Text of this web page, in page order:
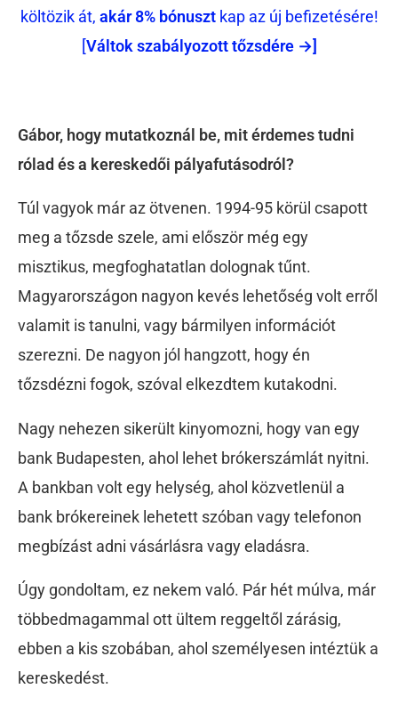
költözik át, akár 8% bónusztkap az új befizetésére!
[Váltok szabályozott tőzsdére →]
Gábor, hogy mutatkoznál be, mit érdemes tudni
rólad és a kereskedői pályafutásodról?
Túl vagyok már az ötvenen. 1994-95 körül csapott
meg a tőzsde szele, ami először még egy
misztikus, megfoghatatlan dolognak tűnt.
Magyarországon nagyon kevés lehetőség volt erről
valamit is tanulni, vagy bármilyen információt
szerezni. De nagyon jól hangzott, hogy én
tőzsdézni fogok, szóval elkezdtem kutakodni.
Nagy nehezen sikerült kinyomozni, hogy van egy
bank Budapesten, ahol lehet brókerszámlát nyitni.
A bankban volt egy helység, ahol közvetlenül a
bank brókereinek lehetett szóban vagy telefonon
megbízást adni vásárlásra vagy eladásra.
Úgy gondoltam, ez nekem való. Pár hét múlva, már
többedmagammal ott ültem reggeltől zárásig,
ebben a kis szobában, ahol személyesen intéztük a
kereskedést.